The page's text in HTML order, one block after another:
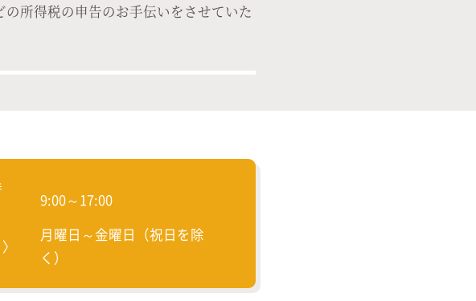
所得税の申告のお手伝いをさせていた
9:00～17:00
月曜日～金曜日（祝日を除
く）